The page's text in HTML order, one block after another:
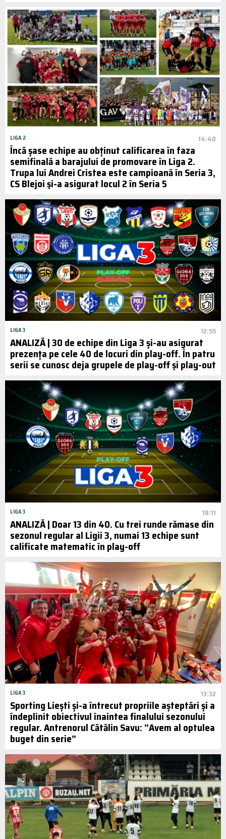
LIGA 2 14:40
Încă șase echipe au obținut calificarea în faza
semifinală a barajului de promovare în Liga 2.
Trupa lui Andrei Cristea este campioană în Seria 3,
CS Blejoi și-a asigurat locul 2 în Seria 5
LIGA 3 12:55
ANALIZĂ | 30 de echipe din Liga 3 și-au asigurat
prezența pe cele 40 de locuri din play-off. În patru
serii se cunosc deja grupele de play-off și play-out
LIGA 3 18:11
ANALIZĂ | Doar 13 din 40. Cu trei runde rămase din
sezonul regular al Ligii 3, numai 13 echipe sunt
calificate matematic în play-off
LIGA 3 13:32
Sporting Liești și-a întrecut propriile așteptări și a
îndeplinit obiectivul înaintea finalului sezonului
regular. Antrenorul Cătălin Savu: ”Avem al optulea
buget din serie”